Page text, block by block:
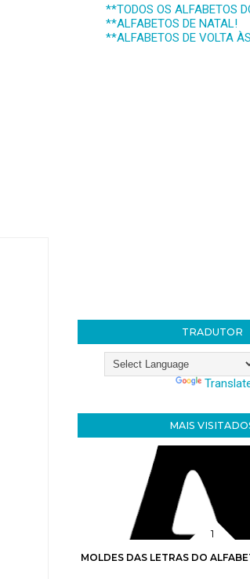
**TODOS OS ALFABETOS
**ALFABETOS DE NATAL!
**ALFABETOS DE VOLTA
TRADUTOR
MAIS
MOLDES DAS LETRAS DO